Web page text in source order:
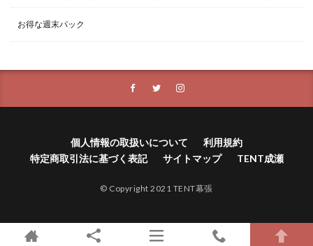
お得な週末パック
個人情報の取扱いについて
利用規約
特定商取引法に基づく表記
サイトマップ TENT成瀬
© Copyright 2021 TENT幕張